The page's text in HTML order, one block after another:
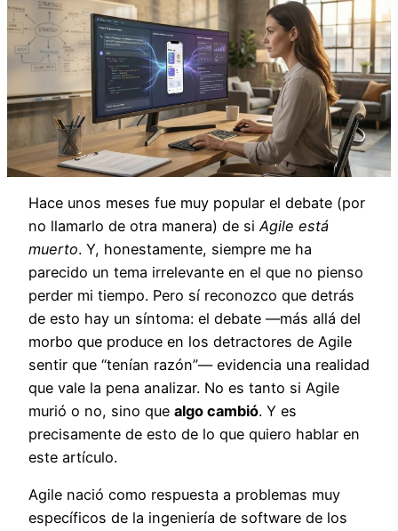
Hace unos meses fue muy popular el debate (por
no llamarlo de otra manera) de si Agile está
muerto. Y, honestamente, siempre me ha
parecido un tema irrelevante en el que no pienso
perder mi tiempo. Pero sí reconozco que detrás
de esto hay un síntoma: el debate —más allá del
morbo que produce en los detractores de Agile
sentir que “tenían razón”— evidencia una realidad
que vale la pena analizar. No es tanto si Agile
murió o no, sino que algo cambió. Y es
precisamente de esto de lo que quiero hablar en
este artículo.
Agile nació como respuesta a problemas muy
específicos de la ingeniería de software de los